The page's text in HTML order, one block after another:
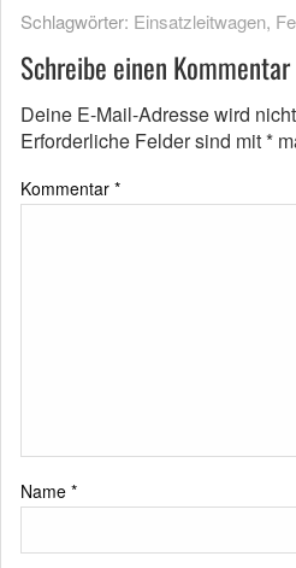
Schlagwörter: Einsatzleitwagen,
Schreibe einen Kommentar
Deine E-Mail-Adresse wird
Erforderliche Felder sind mit*
Kommentar *
Name *